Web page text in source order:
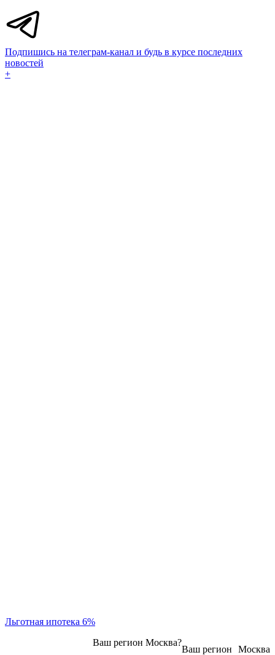
Подпишись на телеграм-канал и будь в курсе последних
новостей
+
Льготная ипотека 6%
Москва
Ваш регион
Ваш регион Москва?